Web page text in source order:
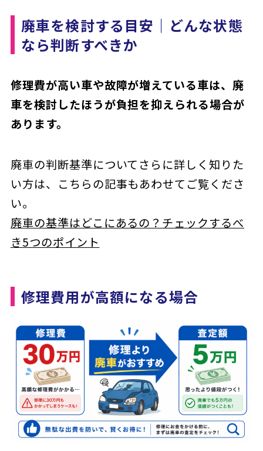
廃車を検討する目安｜どんな状態
なら判断すべきか
修理費が高い車や故障が増えている車は、廃
車を検討したほうが負担を抑えられる場合が
あります。
廃車の判断基準についてさらに詳しく知りた
い方は、こちらの記事もあわせてご覧くださ
い。
廃車の基準はどこにあるの？チェックするべ
き5つのポイント
修理費用が高額になる場合